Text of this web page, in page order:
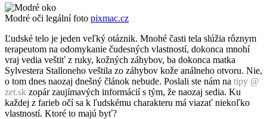
Modré oči legální foto pixmac.cz
Ľudské telo je jeden veľký otáznik. Mnohé časti tela slúžia rôznym
terapeutom na odomykanie čudesných vlastností, dokonca mnohí
vraj vedia veštiť z ruky, kožných záhybov, ba dokonca matka
Sylvestera Stalloneho veštila zo záhybov kože análneho otvoru. Nie,
o tom dnes naozaj dnešný článok nebude. Poslali ste nám na tipy @
zet.sk zopár zaujímavých informácií s tým, že naozaj sedia. Ku
každej z farieb očí sa k ľudskému charakteru má viazať niekoľko
vlastností. Ktoré to majú byť?